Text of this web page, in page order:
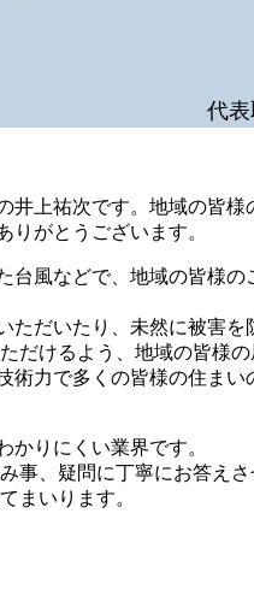
代
上祐次です。地域の皆様
がとうございます。
台風などで、地域の皆様
ただいたり、未然に被害を
だけるよう、地域の皆様
術力で多くの皆様の住まい
りにくい業界です。
事、疑問に丁寧にお答えさ
まいります。